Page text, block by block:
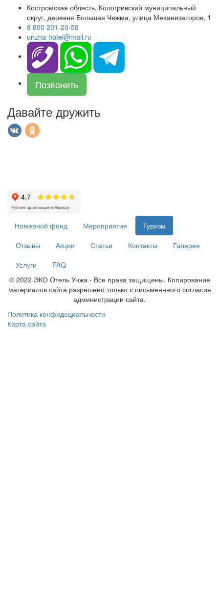
Костромская область, Кологривский муниципальный
округ, деревня Большая Чежма, улица Механизаторов, 1
8 800 201-20-58
unzha-hotel@mail.ru
Позвонить
Давайте дружить
Номерной фонд Мероприятия
Туризм
Отзывы
Акции Статьи Контакты
Галерея
Услуги
FAQ
© 2022 ЭКО Отель Унжа - Все права защищены. Копирование
материалов сайта разрешено только с письменнного согласия
администрации сайта.
Политика конфидециальности
Карта сайта